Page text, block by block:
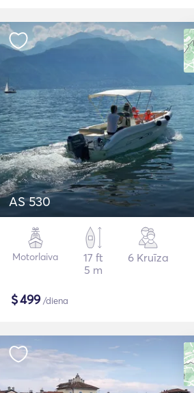
AS 530
Motorlaiva
17 ft
5 m
6 Kruīza
$499/diena